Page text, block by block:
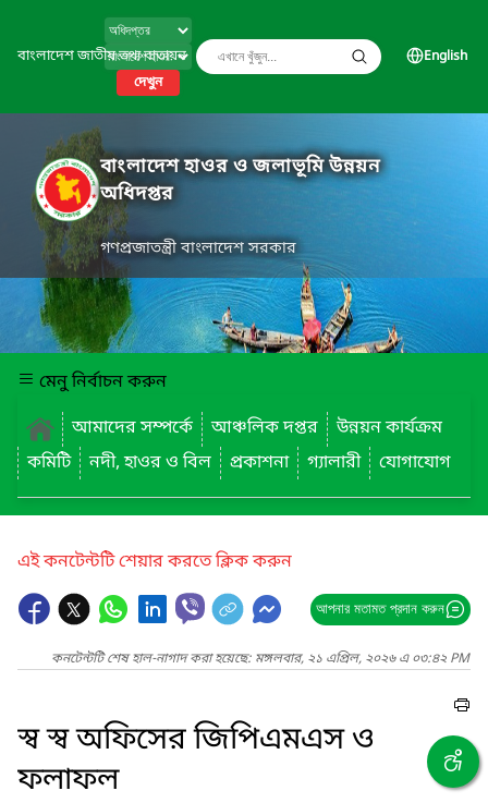
বাংলাদেশ জাতীয় তথ্য বাতায়ন
দেখুন
English
বাংলাদেশ হাওর ও জলাভূমি উন্নয়ন
অধিদপ্তর
গণপ্রজাতন্ত্রী বাংলাদেশ সরকার
মেনু নির্বাচন করুন
আমাদের সম্পর্কে
আঞ্চলিক দপ্তর
উন্নয়ন কার্যক্রম
কমিটি
নদী, হাওর ও বিল প্রকাশনা গ্যালারী যোগাযোগ
এই কনটেন্টটি শেয়ার করতে ক্লিক করুন
আপনার মতামত প্রদান করুন
কনটেন্টটি শেষ হাল-নাগাদ করা হয়েছে: মঙ্গলবার, ২১ এপ্রিল, ২০২৬ এ ০৩:৪২ PM
স্ব স্ব অফিসের জিপিএমএস ও
ফলাফল